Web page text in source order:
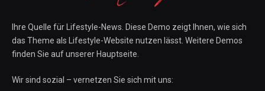
Ihre Quelle für Lifestyle-News. Diese Demo zeigt Ihnen, wie sich
das Theme als Lifestyle-Website nutzen lässt. Weitere Demos
finden Sie auf unserer Hauptseite.
Wir sind sozial – vernetzen Sie sich mit uns: